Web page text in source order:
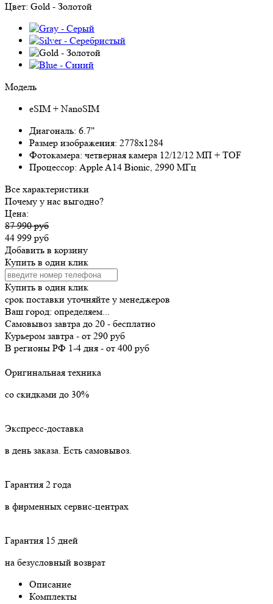
Цвет: Gold - Золотой
Модель
eSIM + NanoSIM
Диагональ: 6.7"
Размер изображения: 2778x1284
Фотокамера: четверная камера 12/12/12 МП + TOF
Процессор: Apple A14 Bionic, 2990 МГц
Все характеристики
Почему у нас выгодно?
Цена:
87 990 руб
44 999 руб
Добавить в корзину
Купить в один клик
Купить в один клик
срок поставки уточняйте у менеджеров
Ваш город: определяем...
Самовывоз завтра до 20 - бесплатно
Курьером завтра - от 290 руб
В регионы РФ 1-4 дня - от 400 руб
Оригинальная техника
со скидками до 30%
Экспресс-доставка
в день заказа. Есть самовывоз.
Гарантия 2 года
в фирменных сервис-центрах
Гарантия 15 дней
на безусловный возврат
Описание
Комплекты